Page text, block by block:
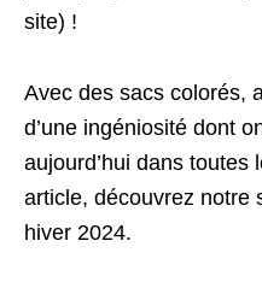
site) !
Avec des sacs colorés,
d’une ingéniosité dont
aujourd’hui dans toutes
article, découvrez notre
hiver 2024.